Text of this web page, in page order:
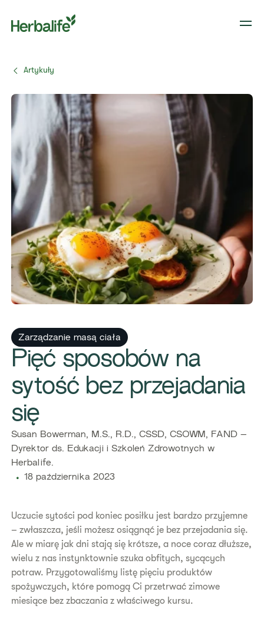
Artykuły
Zarządzanie masą ciała
​Pięć sposobów na
sytość bez przejadania
się
​​Susan Bowerman, M.S., R.D., CSSD, CSOWM, FAND –
Dyrektor ds. Edukacji i Szkoleń Zdrowotnych w
Herbalife.
18 października 2023
Uczucie sytości pod koniec posiłku jest bardzo przyjemne
– zwłaszcza, jeśli możesz osiągnąć je bez przejadania się.
Ale w miarę jak dni stają się krótsze, a noce coraz dłuższe,
wielu z nas instynktownie szuka obfitych, sycących
potraw. Przygotowaliśmy listę pięciu produktów
spożywczych, które pomogą Ci przetrwać zimowe
miesiące bez zbaczania z właściwego kursu.